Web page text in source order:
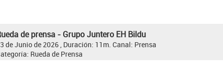
de prensa - Grupo Juntero EH Bildu
de Junio de 2026 , Duración: 11m. Canal: Prensa
Rueda de Prensa